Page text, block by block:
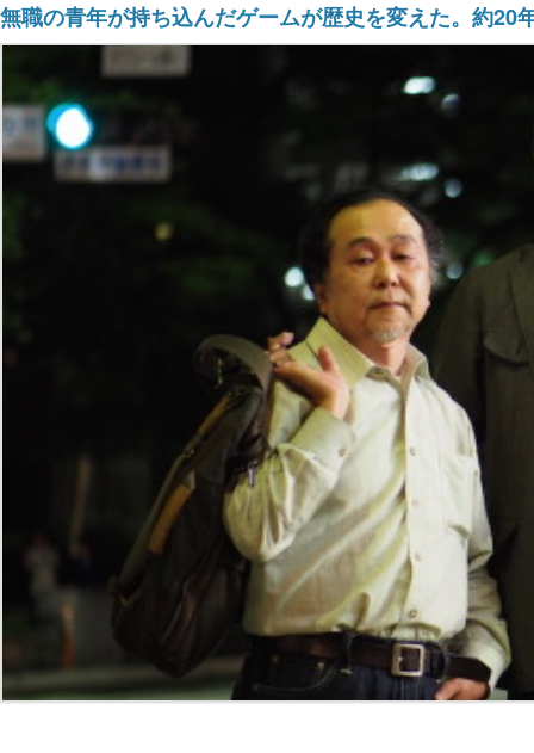
無職の青年が持ち込んだゲームが歴史を変えた。約